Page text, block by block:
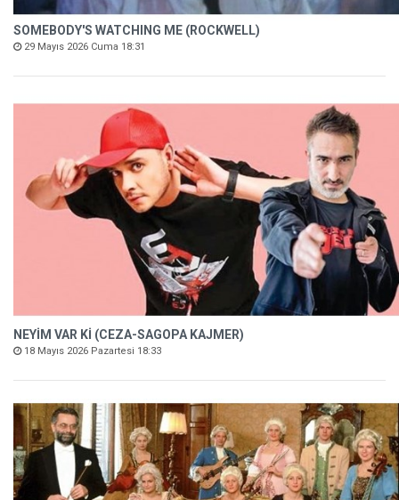
SOMEBODY'S WATCHING ME (ROCKWELL)
29 Mayıs 2026 Cuma 18:31
NEYİM VAR Kİ (CEZA-SAGOPA KAJMER)
18 Mayıs 2026 Pazartesi 18:33